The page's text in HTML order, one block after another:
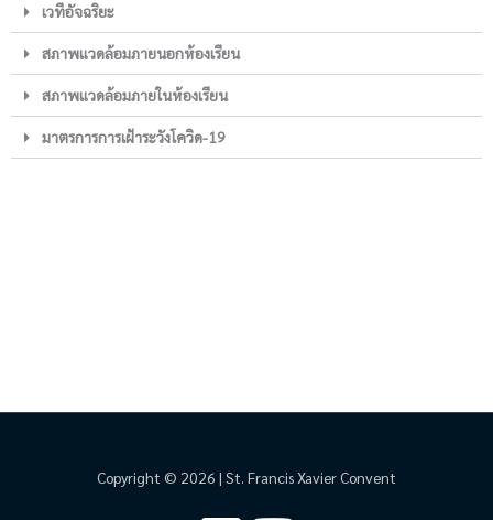
เวทีอัจฉริยะ
สภาพแวดล้อมภายนอกห้องเรียน
สภาพแวดล้อมภายในห้องเรียน
มาตรการการเฝ้าระวังโควิด-19
Copyright © 2026 | St. Francis Xavier Convent